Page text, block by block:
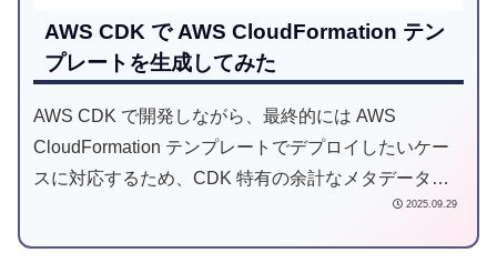
AWS CDK で AWS CloudFormation テン
プレートを生成してみた
AWS CDK で開発しながら、最終的には AWS
CloudFormation テンプレートでデプロイしたいケー
スに対応するため、CDK 特有の余計なメタデータ情
報を含まない CloudFormation テンプレートを生成す
2025.09.29